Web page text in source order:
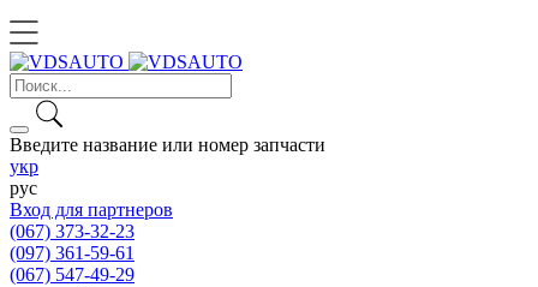
Введите название или номер запчасти
укр
рус
Вход для партнеров
(067) 373-32-23
(097) 361-59-61
(067) 547-49-29